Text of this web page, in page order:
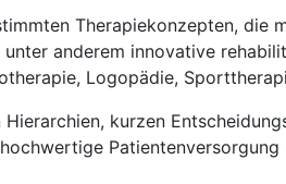
Therapiekonzepten, die
anderem innovative
Logopädie,
kurzen